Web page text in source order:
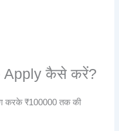
Apply कैसे करें?
करके ₹100000 तक की